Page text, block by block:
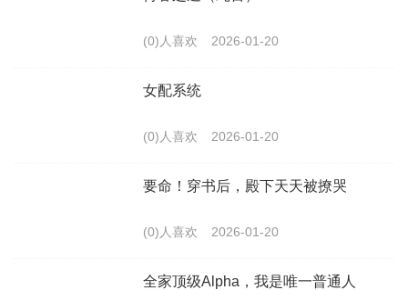
(0)人喜欢 2026-01-20
女配系统
(0)人喜欢 2026-01-20
要命！穿书后，殿下天天被撩哭
(0)人喜欢 2026-01-20
全家顶级Alpha，我是唯一普通人